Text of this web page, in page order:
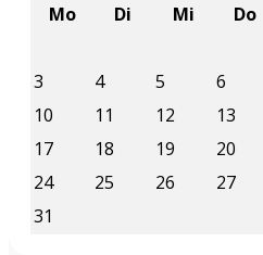
Mo
Di Mi Do
3
4 5 6
10
11 12 13
17
18 19 20
24
25 26 27
31